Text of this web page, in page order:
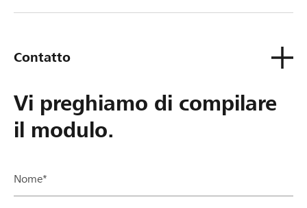
Contatto
Vi preghiamo di compilare
il modulo.
Nome*